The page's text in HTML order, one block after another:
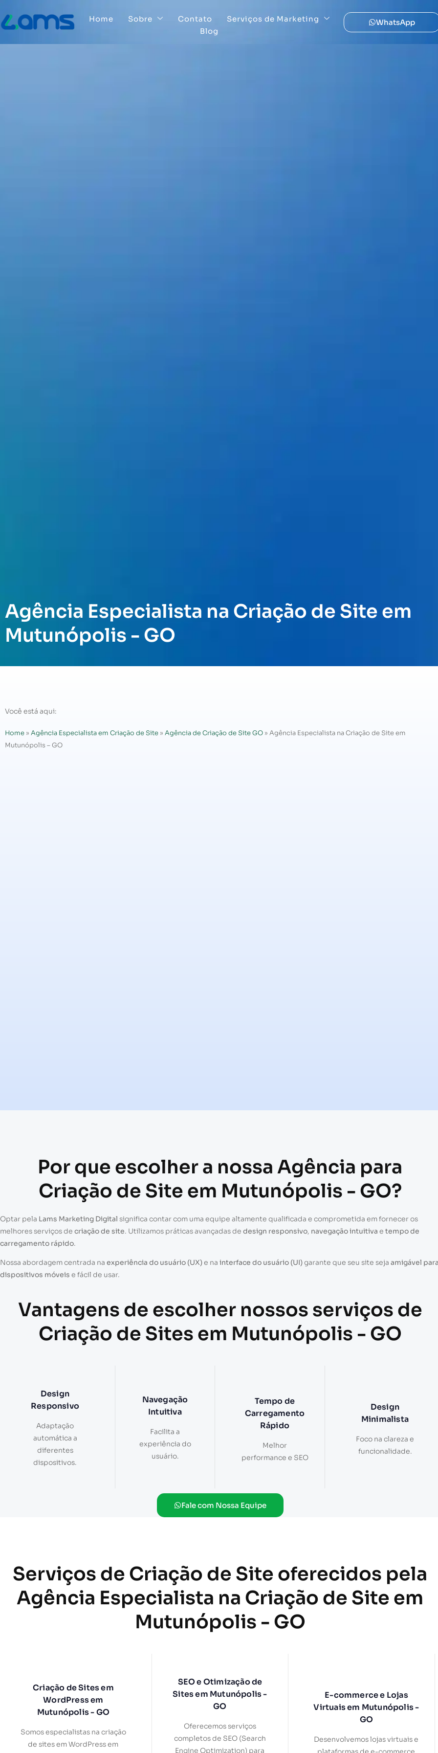
Home Sobre Contato
Serviços de Marketing
Blog
WhatsApp
Agência Especialista na Criação de Site em
Mutunópolis - GO
Você está aqui:
Home » Agência Especialista em Criação de Site » Agência de Criação de Site GO » Agência Especialista na Criação de Site em
Mutunópolis – GO
Por que escolher a nossa Agência para
Criação de Site em Mutunópolis - GO?
Optar pela Lams Marketing Digital significa contar com uma equipe altamente qualificada e comprometida em fornecer os
melhores serviços de criação de site. Utilizamos práticas avançadas de design responsivo, navegação intuitiva e tempo de
carregamento rápido.
Nossa abordagem centrada na experiência do usuário (UX)e na interface do usuário (UI)garante que seu site seja amigável
dispositivos móveis e fácil de usar.
Vantagens de escolher nossos serviços de
Criação de Sites em Mutunópolis - GO
Design
Responsivo
Adaptação
automática a
diferentes
dispositivos.
Navegação
Intuitiva
Facilita a
experiência do
usuário.
Tempo de
Carregamento
Rápido
Melhor
performance e SEO
Design
Minimalista
Foco na clareza e
funcionalidade.
Fale com Nossa Equipe
Serviços de Criação de Site oferecidos pela
Agência Especialista na Criação de Site em
Mutunópolis - GO
Criação de Sites em
WordPress em
Mutunópolis - GO
Somos especialistas na criação
de sites em WordPress em
SEO e Otimização de
Sites em Mutunópolis -
GO
Oferecemos serviços
completos de SEO (Search
Engine Optimization) para
E-commerce e Lojas
Virtuais em Mutunópolis -
GO
Desenvolvemos lojas virtuais e